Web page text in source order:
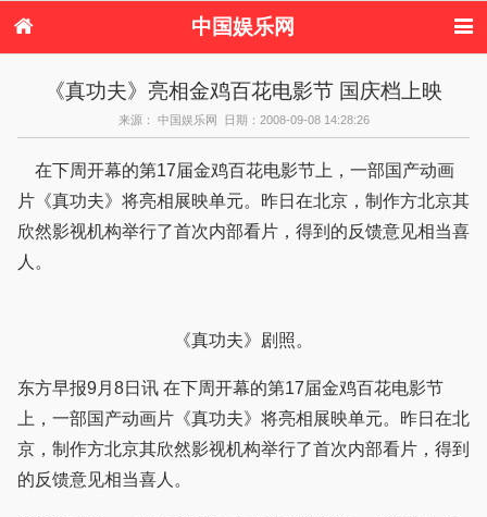
中国娱乐网
港台娱乐
日本娱乐 韩国娱乐
欧美娱乐
音乐新闻 影视新闻
内地明星八卦
港台明星八卦
八卦
欧美明星八卦 娱乐评论
《真功夫》亮相金鸡百花电影节 国庆档上映
来源： 中国娱乐网 日期：2008-09-08 14:28:26
在下周开幕的第17届金鸡百花电影节上，一部国产动画
片《真功夫》将亮相展映单元。昨日在北京，制作方北京其
欣然影视机构举行了首次内部看片，得到的反馈意见相当喜
人。
《真功夫》剧照。
东方早报9月8日讯 在下周开幕的第17届金鸡百花电影节
上，一部国产动画片《真功夫》将亮相展映单元。昨日在北
京，制作方北京其欣然影视机构举行了首次内部看片，得到
的反馈意见相当喜人。